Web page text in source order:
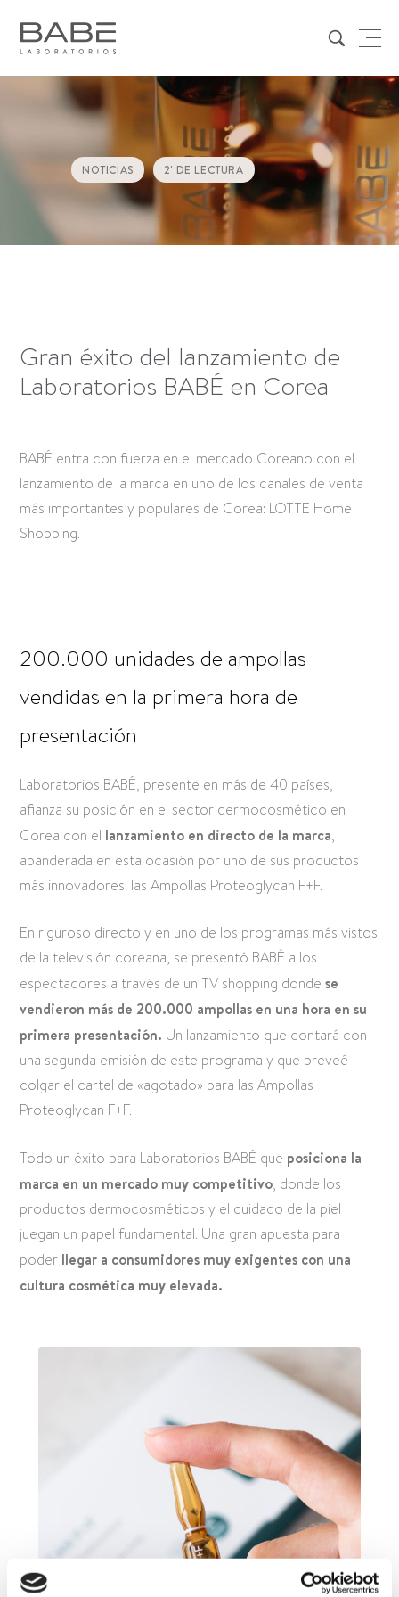
NOTICIAS 2' DE LECTURA
Gran éxito del lanzamiento de
Laboratorios BABÉ en Corea
BABÉ entra con fuerza en el mercado Coreano con el
lanzamiento de la marca en uno de los canales de venta
más importantes y populares de Corea: LOTTE Home
Shopping.
200.000 unidades de ampollas
vendidas en la primera hora de
presentación
Laboratorios BABÉ, presente en más de 40 países,
afianza su posición en el sector dermocosmético en
Corea con el lanzamiento en directo de la marca,
abanderada en esta ocasión por uno de sus productos
más innovadores: las Ampollas Proteoglycan F+F.
En riguroso directo y en uno de los programas más vistos
de la televisión coreana, se presentó BABÉ a los
espectadores a través de un TV shopping dondese
vendieron más de 200.000 ampollas en una hora en su
primera presentación. Un lanzamiento que contará con
una segunda emisión de este programa y que preveé
colgar el cartel de «agotado» para las Ampollas
Proteoglycan F+F.
Todo un éxito para Laboratorios BABÉ que posiciona la
marca en un mercado muy competitivo, donde los
productos dermocosméticos y el cuidado de la piel
juegan un papel fundamental. Una gran apuesta para
poder llegar a consumidores muy exigentes con una
cultura cosmética muy elevada.